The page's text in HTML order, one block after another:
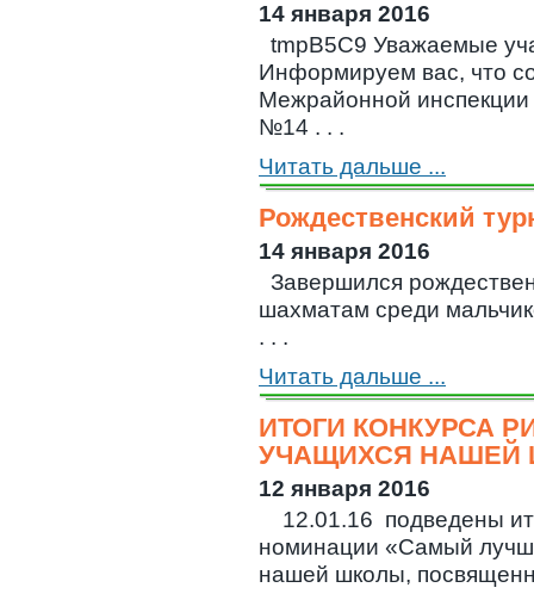
14 января 2016
tmpB5C9 Уважаемые
Информируем вас, что
Межрайонной
№14 . . .
Читать дальше ...
Рождественский
14 января 2016
Завершился
шахматам среди
. . .
Читать дальше ...
ИТОГИ КОНКУРСА
УЧАЩИХСЯ НАШЕЙ
12 января 2016
12.01.16 подведены
номинации «Самый
нашей школы,